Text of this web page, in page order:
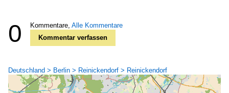
0 Kommentare, Alle Kommentare
Kommentar verfassen
Deutschland > Berlin > Reinickendorf > Reinickendorf